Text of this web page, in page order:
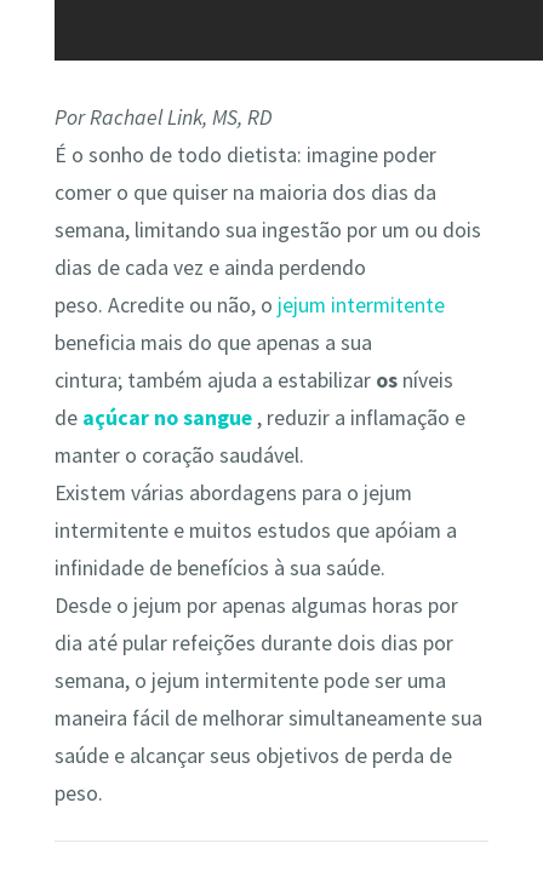
Por Rachael Link, MS, RD
É o sonho de todo dietista: imagine poder
comer o que quiser na maioria dos dias da
semana, limitando sua ingestão por um ou dois
dias de cada vez e ainda perdendo
peso. Acredite ou não, o jejum intermitente
beneficia mais do que apenas a sua
cintura; também ajuda a estabilizar osníveis
de açúcar no sangue, reduzir a inflamação e
manter o coração saudável.
Existem várias abordagens para o jejum
intermitente e muitos estudos que apóiam a
infinidade de benefícios à sua saúde.
Desde o jejum por apenas algumas horas por
dia até pular refeições durante dois dias por
semana, o jejum intermitente pode ser uma
maneira fácil de melhorar simultaneamente sua
saúde e alcançar seus objetivos de perda de
peso.